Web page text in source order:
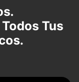
Tus